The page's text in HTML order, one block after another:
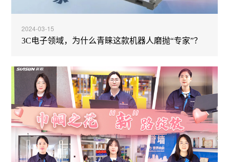
2024-03-15
3C电子领域，为什么青睐这款机器人磨抛“专家”？